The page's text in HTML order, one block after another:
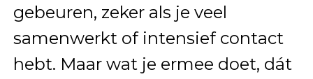
gebeuren, zeker als je veel
samenwerkt of intensief contact
hebt. Maar wat je ermee doet, dát